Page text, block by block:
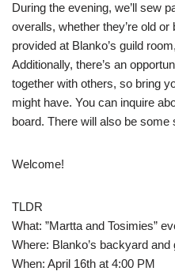
During the evening, we’ll sew
overalls, whether they’re old
provided at Blanko’s guild
Additionally, there’s an
together with others, so bring
might have. You can inquire
board. There will also be some
Welcome!
TLDR
What: ”Martta and Tosimies”
Where: Blanko’s backyard and
When: April 16th at 4:00 PM